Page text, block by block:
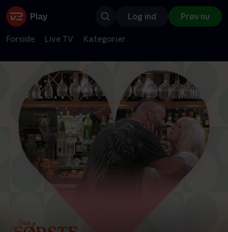
Log ind Prøv nu
Forside Live TV Kategorier